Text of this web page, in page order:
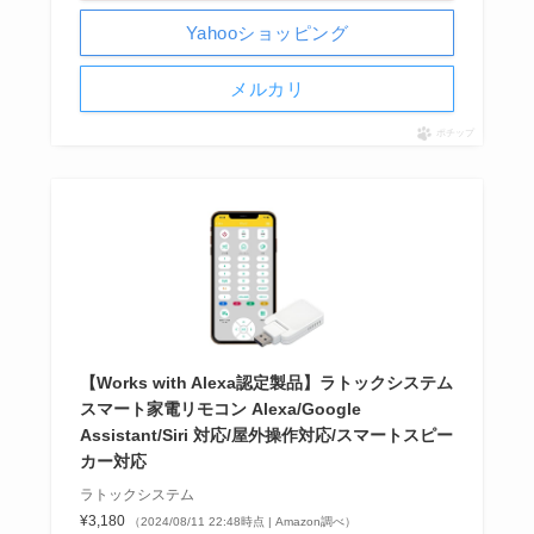
Yahooショッピング
メルカリ
ポチップ
【Works with Alexa認定製品】ラトックシステム
スマート家電リモコン Alexa/Google
Assistant/Siri 対応/屋外操作対応/スマートスピー
カー対応
ラトックシステム
¥3,180
（2024/08/11 22:48時点 | Amazon調べ）